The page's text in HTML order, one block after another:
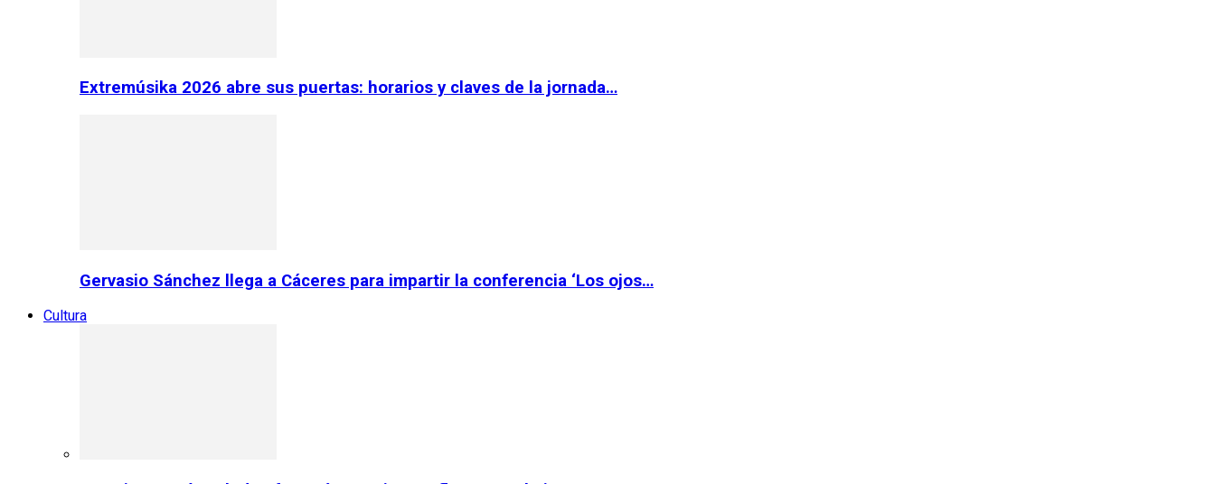
Extremúsika 2026 abre sus puertas: horarios y claves de la jornada…
Gervasio Sánchez llega a Cáceres para impartir la conferencia ‘Los ojos…
Cultura